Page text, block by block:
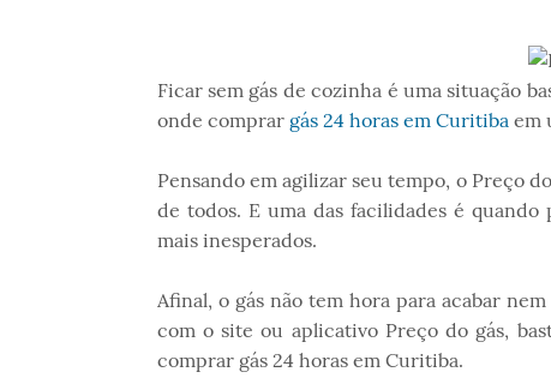
Ficar sem gás de cozinha é uma situação
onde comprar gás 24 horas em Curitibaem
Pensando em agilizar seu tempo, o Preço
de todos. E uma das facilidades é
mais inesperados.
Afinal, o gás não tem hora para acabar
com o site ou aplicativo Preço do gás,
comprar gás 24 horas em Curitiba.